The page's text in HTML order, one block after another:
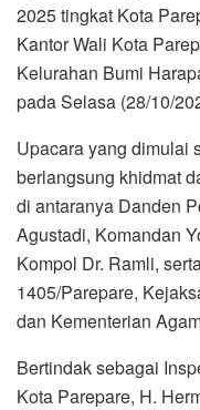
2025 tingkat Kota
Kantor Wali Kota
Kelurahan Bumi
pada Selasa (28/10/
Upacara yang dimulai
berlangsung khidmat
di antaranya Danden
Agustadi, Komandan
Kompol Dr. Ramli,
1405/Parepare,
dan Kementerian
Bertindak sebagai
Kota Parepare, H.